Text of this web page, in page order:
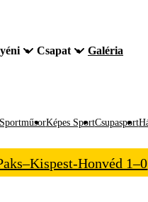
Csapat Galéria
Képes SportCsupasport
Honvéd 1–0